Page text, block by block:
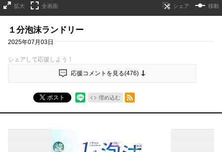
拡大 全画面 移動
１分泡沫ランドリー
2025年07月03日
シェアして応援しよう！
応援コメントを見る(476)
ポスト 埋め込む
RSSフィード